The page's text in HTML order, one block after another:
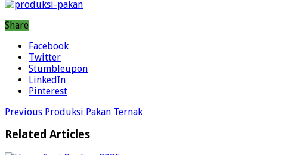
Share
Facebook
Twitter
Stumbleupon
LinkedIn
Pinterest
Previous Produksi Pakan Ternak
Related Articles